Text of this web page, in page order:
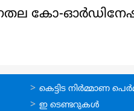
കോ-ഓര്‍ഡിനേഷന്‍
ഓണ്‍ലൈന്‍
സേവനങ്ങള്‍
കെട്ടിട നിര്‍മ്മാണ
ഇ ടെണ്ടറുകള്‍